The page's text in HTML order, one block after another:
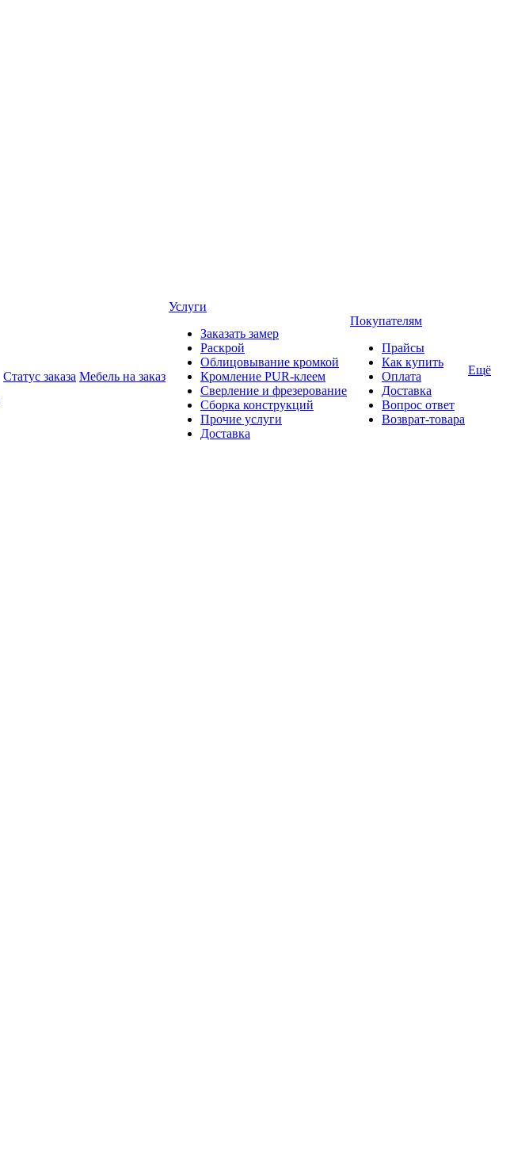
Статус заказа Мебель на заказ
Услуги
Заказать замер
Раскрой
Облицовывание кромкой
Кромление PUR-клеем
Сверление и фрезерование
Сборка конструкций
Прочие услуги
Доставка
Покупателям
Прайсы
Как купить
Оплата
Доставка
Вопрос ответ
Возврат-товара
Ещё